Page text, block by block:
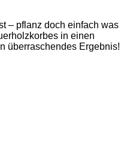
– pflanz doch einfach was
in einen
überraschendes Ergebnis!